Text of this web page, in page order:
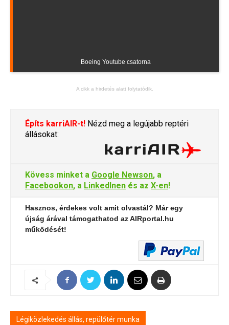
Boeing Youtube csatorna
A cikk a hirdetés alatt folytatódik.
Építs karriAIR-t! Nézd meg a legújabb reptéri
állásokat:
Kövess minket a Google Newson, a
Facebookon, a LinkedInen és az X-en!
Hasznos, érdekes volt amit olvastál? Már egy
újság árával támogathatod az AIRportal.hu
működését!
Légiközlekedés állás, repülőtér munka